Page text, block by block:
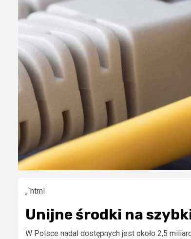
„`html
Unijne środki na
W Polsce nadal dostępnych jest około 2,5